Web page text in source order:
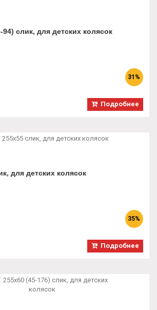
94) слик, для детских колясок
31%
Подробнее
для детских колясок
35%
Подробнее